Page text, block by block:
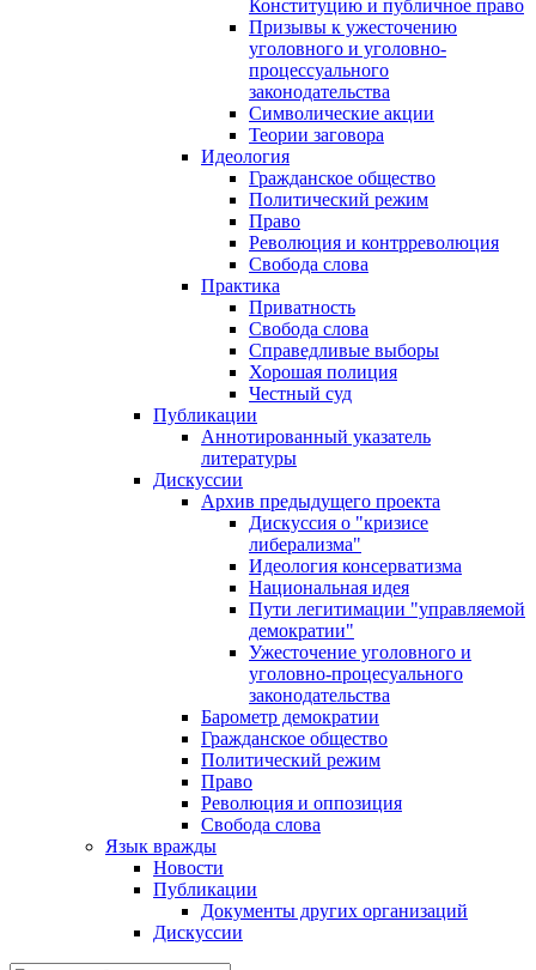
Конституцию и публичное право
Призывы к ужесточению
уголовного и уголовно-
процессуального
законодательства
Символические акции
Теории заговора
Идеология
Гражданское общество
Политический режим
Право
Революция и контрреволюция
Свобода слова
Практика
Приватность
Свобода слова
Справедливые выборы
Хорошая полиция
Честный суд
Публикации
Аннотированный указатель
литературы
Дискуссии
Архив предыдущего проекта
Дискуссия о "кризисе
либерализма"
Идеология консерватизма
Национальная идея
Пути легитимации "управляемой
демократии"
Ужесточение уголовного и
уголовно-процесуального
законодательства
Барометр демократии
Гражданское общество
Политический режим
Право
Революция и оппозиция
Свобода слова
Язык вражды
Новости
Публикации
Документы других организаций
Дискуссии